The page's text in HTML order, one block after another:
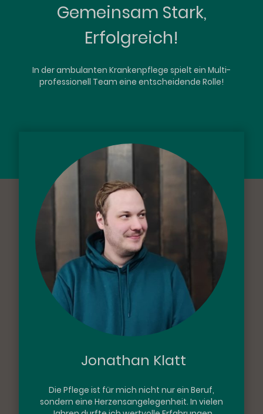
Gemeinsam Stark,
Erfolgreich!
In der ambulanten Krankenpflege spielt ein Multi-
professionell Team eine entscheidende Rolle!
Jonathan Klatt
Die Pflege ist für mich nicht nur ein Beruf,
sondern eine Herzensangelegenheit. In vielen